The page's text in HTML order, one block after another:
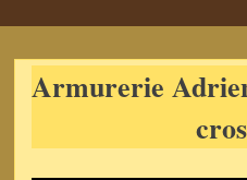
Armurerie